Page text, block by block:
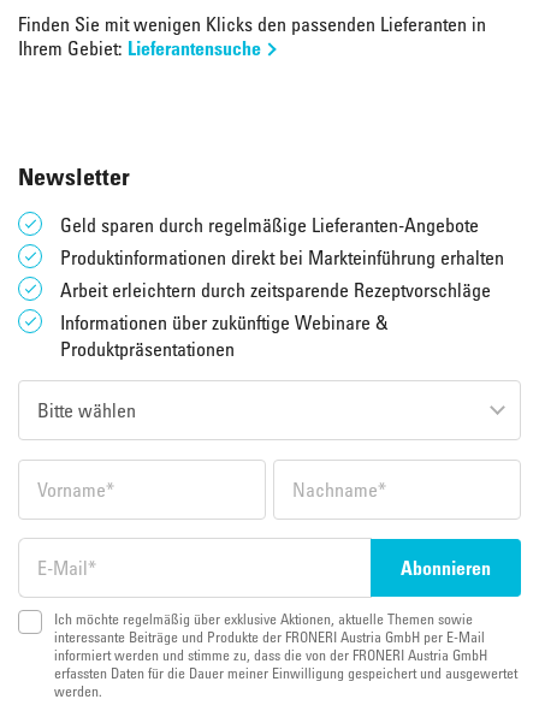
Finden Sie mit wenigen Klicks den passenden Lieferanten in
Ihrem Gebiet: Lieferantensuche
Newsletter
Geld sparen durch regelmäßige Lieferanten-Angebote
Produktinformationen direkt bei Markteinführung erhalten
Arbeit erleichtern durch zeitsparende Rezeptvorschläge
Informationen über zukünftige Webinare &
Produktpräsentationen
Ich möchte regelmäßig über exklusive Aktionen, aktuelle Themen sowie
interessante Beiträge und Produkte der FRONERI Austria GmbH per E-Mail
informiert werden und stimme zu, dass die von der FRONERI Austria GmbH
erfassten Daten für die Dauer meiner Einwilligung gespeichert und ausgewertet
werden.